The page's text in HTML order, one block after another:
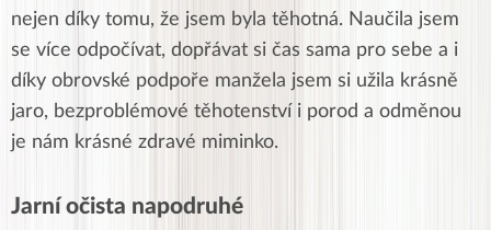
nejen díky tomu, že jsem byla těhotná. Naučila jsem
se více odpočívat, dopřávat si čas sama pro sebe a i
díky obrovské podpoře manžela jsem si užila krásně
jaro, bezproblémové těhotenství i porod a odměnou
je nám krásné zdravé miminko.
Jarní očista napodruhé